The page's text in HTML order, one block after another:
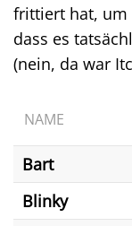
frittiert hat, um
dass es
(nein, da war
NAME
Bart
Blinky